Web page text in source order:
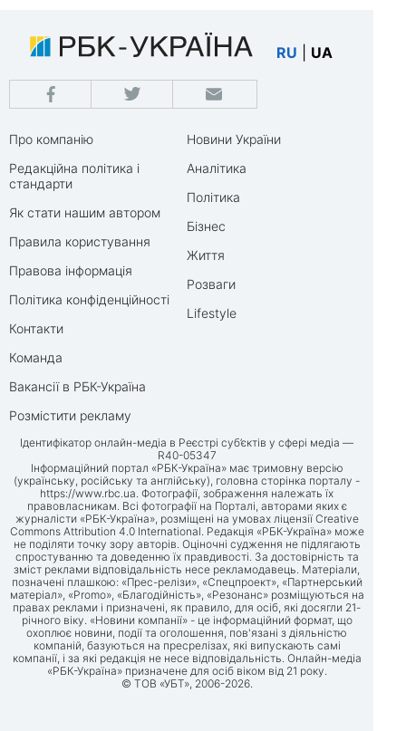
RU UA
Про компанію
Редакційна політика і
стандарти
Як стати нашим автором
Правила користування
Правова інформація
Політика конфіденційності
Контакти
Команда
Вакансії в РБК-Україна
Розмістити рекламу
Новини України
Аналітика
Політика
Бізнес
Життя
Розваги
Lifestyle
Ідентифікатор онлайн-медіа в Реєстрі суб’єктів у сфері медіа —
R40-05347
Інформаційний портал «РБК-Україна» має тримовну версію
(українську, російську та англійську), головна сторінка порталу -
https://www.rbc.ua. Фотографії, зображення належать їх
правовласникам. Всі фотографії на Порталі, авторами яких є
журналісти «РБК-Україна», розміщені на умовах ліцензії Creative
Commons Attribution 4.0 International. Редакція «РБК-Україна» може
не поділяти точку зору авторів. Оціночні судження не підлягають
спростуванню та доведенню їх правдивості. За достовірність та
зміст реклами відповідальність несе рекламодавець. Матеріали,
позначені плашкою: «Прес-релізи», «Спецпроект», «Партнерський
матеріал», «Promo», «Благодійність», «Резонанс» розміщуються на
правах реклами і призначені, як правило, для осіб, які досягли 21-
річного віку. «Новини компанії» - це інформаційний формат, що
охоплює новини, події та оголошення, пов'язані з діяльністю
компаній, базуються на пресрелізах, які випускають самі
компанії, і за які редакція не несе відповідальність. Онлайн-медіа
«РБК-Україна» призначене для осіб віком від 21 року.
© ТОВ «УБТ», 2006-2026.